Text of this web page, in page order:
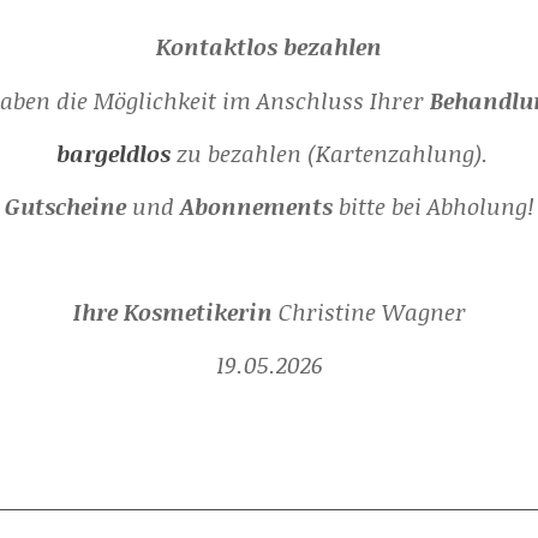
Kontaktlos bezahlen
die Möglichkeit im Anschluss Ihrer
bargeldlos zu bezahlen (Kartenzahlung).
GutscheineundAbonnements bitte bei Abholung!
Ihre Kosmetikerin Christine Wagner
19.05.2026